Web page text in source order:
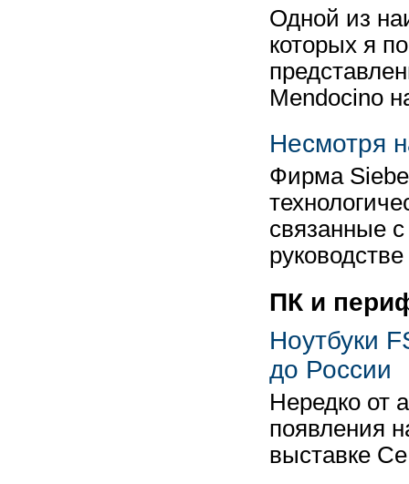
Одной из
которых я
Mendocino
Несмотря
Фирма
связанные
ПК и
Ноутбуки
до России
Нередко от
появления
выставке